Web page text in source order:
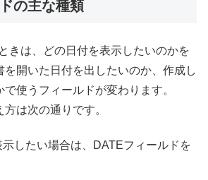
の主な種類
きは、どの日付を表示したいのかを
を開いた日付を出したいのか、作成し
使うフィールドが変わります。
は次の通りです。
したい場合は、DATEフィールドを